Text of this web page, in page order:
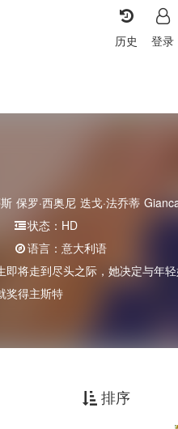
登录
历史
保罗·西奥尼 迭戈·法乔蒂
状态： HD
语言：意大利语
将走到尽头之际，她决定与年
奖得主斯特
排序